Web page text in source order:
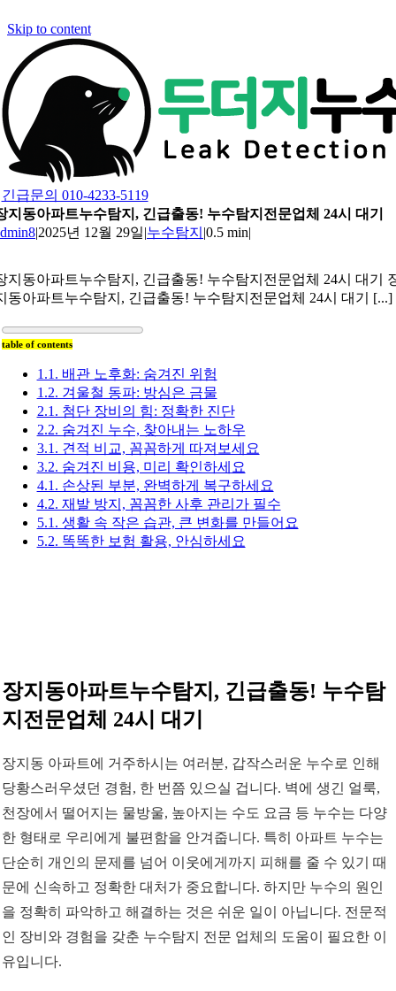
Skip to content
긴급문의 010-4233-5119
지동아파트누수탐지, 긴급출동! 누수탐지전문업체 24시 대기
|2025년 12월 29일|누수탐지 |0.5 min|
지동아파트누수탐지, 긴급출동! 누수탐지전문업체 24시 대기
동아파트누수탐지, 긴급출동! 누수탐지전문업체 24시 대기 [...]
table of contents
1.1. 배관 노후화: 숨겨진 위험
1.2. 겨울철 동파: 방심은 금물
2.1. 첨단 장비의 힘: 정확한 진단
2.2. 숨겨진 누수, 찾아내는 노하우
3.1. 견적 비교, 꼼꼼하게 따져보세요
3.2. 숨겨진 비용, 미리 확인하세요
4.1. 손상된 부분, 완벽하게 복구하세요
4.2. 재발 방지, 꼼꼼한 사후 관리가 필수
5.1. 생활 속 작은 습관, 큰 변화를 만들어요
5.2. 똑똑한 보험 활용, 안심하세요
장지동아파트누수탐지, 긴급출동! 누수탐
지전문업체 24시 대기
장지동 아파트에 거주하시는 여러분, 갑작스러운 누수로 인해
당황스러우셨던 경험, 한 번쯤 있으실 겁니다. 벽에 생긴 얼룩,
천장에서 떨어지는 물방울, 높아지는 수도 요금 등 누수는 다양
한 형태로 우리에게 불편함을 안겨줍니다. 특히 아파트 누수는
단순히 개인의 문제를 넘어 이웃에게까지 피해를 줄 수 있기 때
문에 신속하고 정확한 대처가 중요합니다. 하지만 누수의 원인
을 정확히 파악하고 해결하는 것은 쉬운 일이 아닙니다. 전문적
인 장비와 경험을 갖춘 누수탐지 전문 업체의 도움이 필요한 이
유입니다.